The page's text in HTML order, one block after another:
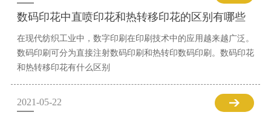
数码印花中直喷印花和热转移印花的区别有哪些
在现代纺织工业中，数字印刷在印刷技术中的应用越来越广泛。
数码印刷可分为直接注射数码印刷和热转印数码印刷。数码印花
和热转移印花有什么区别
2021-05-22